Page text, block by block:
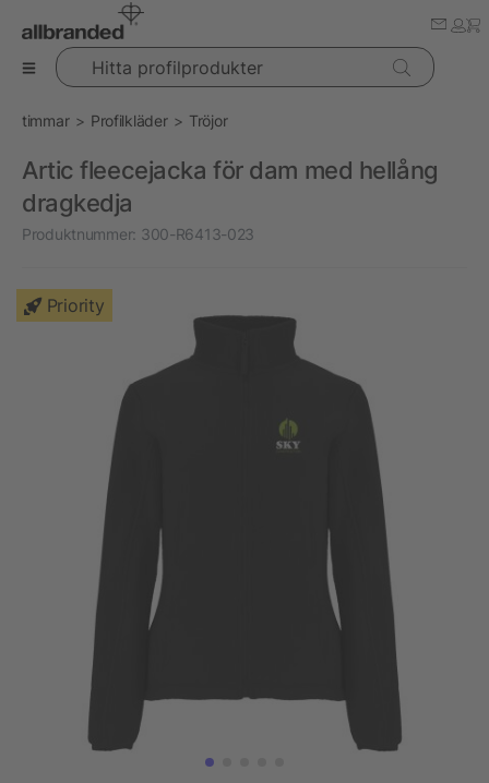
Hitta profilprodukter
timmar Profilkläder Tröjor
Artic fleecejacka för dam med hellång
dragkedja
Produktnummer: 300-R6413-023
Priority